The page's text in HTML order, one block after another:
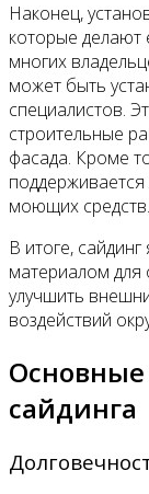
Наконец,
которые делают
многих
может быть
специалистов.
строительные
фасада. Кроме
моющих средств.
В итоге,
материалом для
улучшить
воздействий
сайдинга